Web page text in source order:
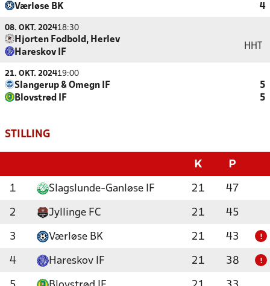
Værløse BK
4
08. OKT. 202418:30
Hjorten Fodbold, Herlev
Hareskov IF
HHT
21. OKT. 202419:00
Slangerup & Omegn IF
5
Blovstrød IF
5
STILLING
K P
1 Slagslunde-Ganløse IF 21 47
2 Jyllinge FC 21 45
3 Værløse BK 21 43 !
4 Hareskov IF 21 38 !